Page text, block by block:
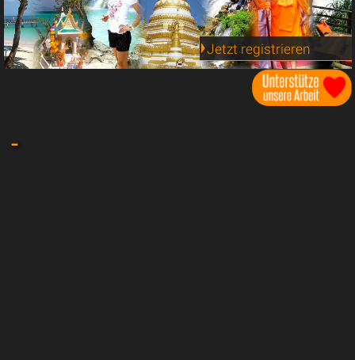
Jetzt registrieren
-